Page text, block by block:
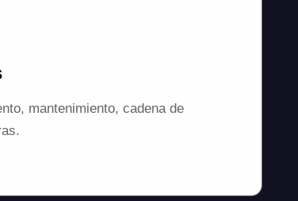
mantenimiento, cadena de